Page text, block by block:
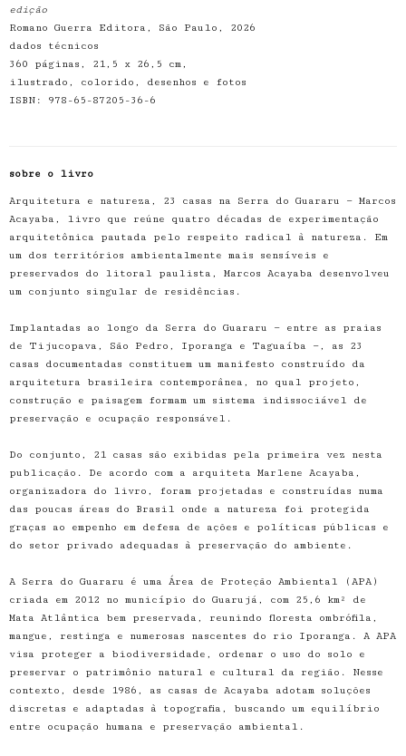
edição
Romano Guerra Editora, São Paulo, 2026
dados técnicos
360 páginas, 21,5 x 26,5 cm,
ilustrado, colorido, desenhos e fotos
ISBN: 978-65-87205-36-6
sobre o livro
Arquitetura e natureza, 23 casas na Serra do Guararu — Marcos
Acayaba, livro que reúne quatro décadas de experimentação
arquitetônica pautada pelo respeito radical à natureza. Em
um dos territórios ambientalmente mais sensíveis e
preservados do litoral paulista, Marcos Acayaba desenvolveu
um conjunto singular de residências.
Implantadas ao longo da Serra do Guararu — entre as praias
de Tijucopava, São Pedro, Iporanga e Taguaíba —, as 23
casas documentadas constituem um manifesto construído da
arquitetura brasileira contemporânea, no qual projeto,
construção e paisagem formam um sistema indissociável de
preservação e ocupação responsável.
Do conjunto, 21 casas são exibidas pela primeira vez nesta
publicação. De acordo com a arquiteta Marlene Acayaba,
organizadora do livro, foram projetadas e construídas numa
das poucas áreas do Brasil onde a natureza foi protegida
graças ao empenho em defesa de ações e políticas públicas e
do setor privado adequadas à preservação do ambiente.
A Serra do Guararu é uma Área de Proteção Ambiental (APA)
criada em 2012 no município do Guarujá, com 25,6 km² de
Mata Atlântica bem preservada, reunindo floresta ombrófila,
mangue, restinga e numerosas nascentes do rio Iporanga. A APA
visa proteger a biodiversidade, ordenar o uso do solo e
preservar o patrimônio natural e cultural da região. Nesse
contexto, desde 1986, as casas de Acayaba adotam soluções
discretas e adaptadas à topografia, buscando um equilíbrio
entre ocupação humana e preservação ambiental.